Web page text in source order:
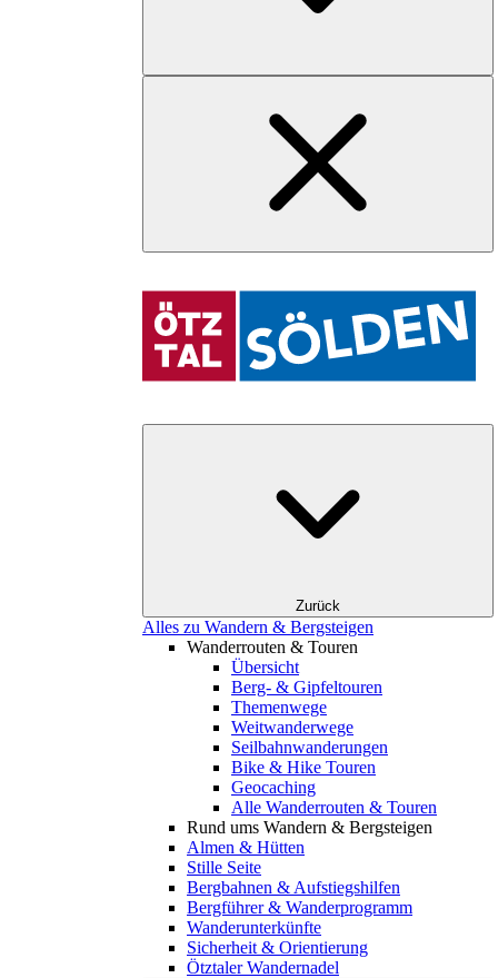
Zurück
Alles zu Wandern & Bergsteigen
Wanderrouten & Touren
Übersicht
Berg- & Gipfeltouren
Themenwege
Weitwanderwege
Seilbahnwanderungen
Bike & Hike Touren
Geocaching
Alle Wanderrouten & Touren
Rund ums Wandern & Bergsteigen
Almen & Hütten
Stille Seite
Bergbahnen & Aufstiegshilfen
Bergführer & Wanderprogramm
Wanderunterkünfte
Sicherheit & Orientierung
Ötztaler Wandernadel